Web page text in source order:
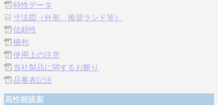
特性データ
寸法図（外形、推奨ランド等）
信頼性
梱包
使用上の注意
当社製品に関するお断り
品番表記法
高性能提案